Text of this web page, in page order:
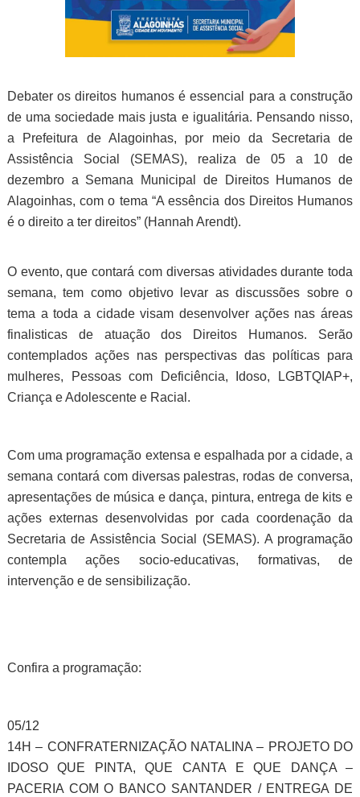
Debater os direitos humanos é essencial para a construção
de uma sociedade mais justa e igualitária. Pensando nisso,
a Prefeitura de Alagoinhas, por meio da Secretaria de
Assistência Social (SEMAS), realiza de 05 a 10 de
dezembro a Semana Municipal de Direitos Humanos de
Alagoinhas, com o tema “A essência dos Direitos Humanos
é o direito a ter direitos” (Hannah Arendt).
O evento, que contará com diversas atividades durante toda
semana, tem como objetivo levar as discussões sobre o
tema a toda a cidade visam desenvolver ações nas áreas
finalisticas de atuação dos Direitos Humanos. Serão
contemplados ações nas perspectivas das políticas para
mulheres, Pessoas com Deficiência, Idoso, LGBTQIAP+,
Criança e Adolescente e Racial.
Com uma programação extensa e espalhada por a cidade, a
semana contará com diversas palestras, rodas de conversa,
apresentações de música e dança, pintura, entrega de kits e
ações externas desenvolvidas por cada coordenação da
Secretaria de Assistência Social (SEMAS). A programação
contempla ações socio-educativas, formativas, de
intervenção e de sensibilização.
Confira a programação:
05/12
14H – CONFRATERNIZAÇÃO NATALINA – PROJETO DO
IDOSO QUE PINTA, QUE CANTA E QUE DANÇA –
PACERIA COM O BANCO SANTANDER / ENTREGA DE